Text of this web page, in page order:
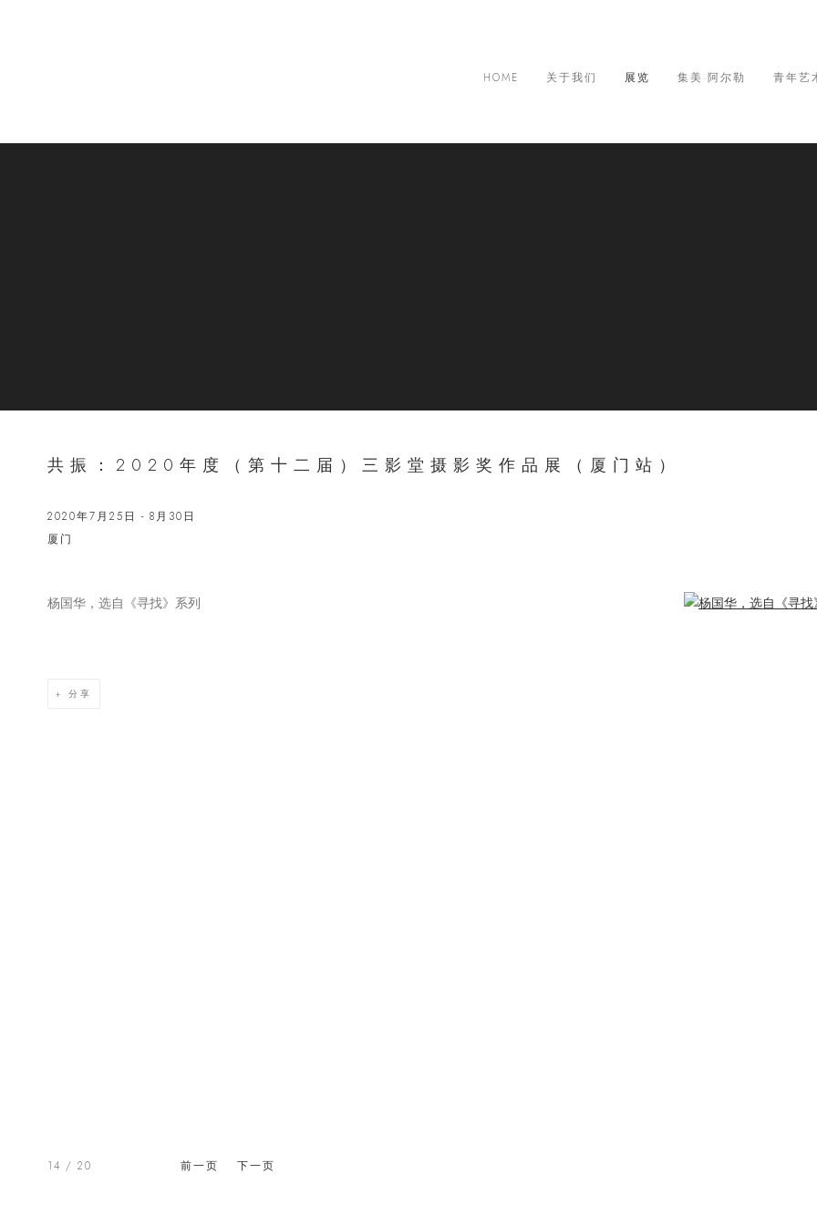
HOME 关于我们 展览 集美·阿尔勒 青年艺
共振：2020年度（第十二届）三影堂摄影奖作品展（厦门站）
2020年7月25日 - 8月30日
厦门
杨国华，选自《寻找》系列
分享
前一页 下一页
14 / 20